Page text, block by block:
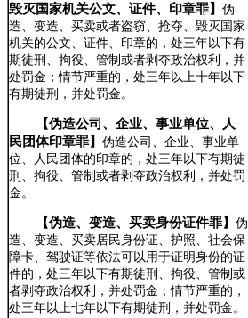
毁灭国家机关公文、证件、印章罪】伪
造、变造、买卖或者盗窃、抢夺、毁灭国家
机关的公文、证件、印章的，处三年以下有
期徒刑、拘役、管制或者剥夺政治权利，并
处罚金；情节严重的，处三年以上十年以下
有期徒刑，并处罚金。
【伪造公司、企业、事业单位、人
民团体印章罪】伪造公司、企业、事业单
位、人民团体的印章的，处三年以下有期徒
刑、拘役、管制或者剥夺政治权利，并处罚
金。
【伪造、变造、买卖身份证件罪】 伪
造、变造、买卖居民身份证、护照、社会保
障卡、驾驶证等依法可以用于证明身份的证
件的，处三年以下有期徒刑、拘役、管制或
者剥夺政治权利，并处罚金；情节严重的，
处三年以上七年以下有期徒刑，并处罚金。